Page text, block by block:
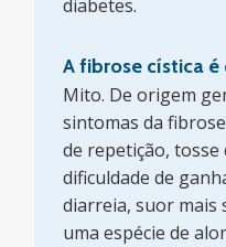
diabetes.
A fibrose cística é
Mito. De origem
sintomas da
de repetição,
dificuldade de
diarreia, suor mais
uma espécie de